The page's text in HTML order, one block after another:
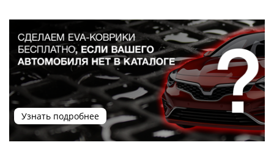
Узнать подробнее